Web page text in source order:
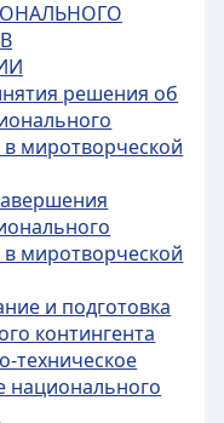
решения об
в миротворческой
в миротворческой
и подготовка
контингента
техническое
национального